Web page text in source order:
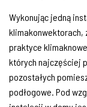
Wykonując jedną
klimakonwektorach,
praktyce
których najczęściej
pozostałych
podłogowe. Pod